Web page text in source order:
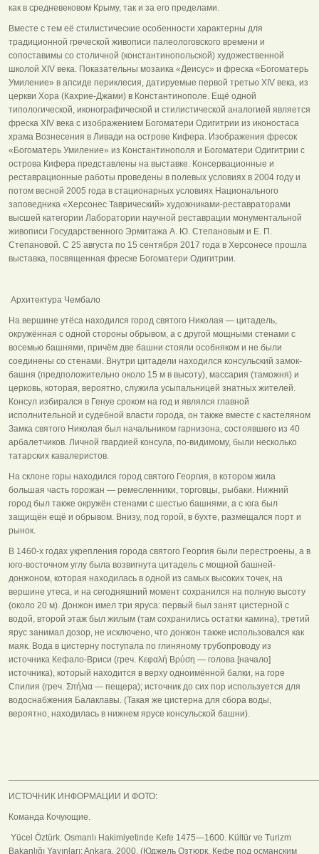
как в средневековом Крыму, так и за его пределами.
Вместе с тем её стилистические особенности характерны для
традиционной греческой живописи палеологовского времени и
сопоставимы со столичной (константинопольской) художественной
школой XIV века. Показательны мозаика «Деисус» и фреска «Богоматерь
Умиление» в апсиде периклесия, датируемые первой третью XIV века, из
церкви Хора (Кахрие-Джами) в Константинополе. Ещё одной
типологической, иконографической и стилистической аналогией является
фреска XIV века с изображением Богоматери Одигитрии из иконостаса
храма Вознесения в Ливади на острове Кифера. Изображения фресок
«Богоматерь Умиление» из Константинополя и Богоматери Одигитрии с
острова Кифера представлены на выставке. Консервационные и
реставрационные работы проведены в полевых условиях в 2004 году и
потом весной 2005 года в стационарных условиях Национального
заповедника «Херсонес Таврический» художниками-реставраторами
высшей категории Лаборатории научной реставрации монументальной
живописи Государственного Эрмитажа А. Ю. Степановым и Е. П.
Степановой. С 25 августа по 15 сентября 2017 года в Херсонесе прошла
выставка, посвященная фреске Богоматери Одигитрии.
Архитектура Чембало
На вершине утёса находился город святого Николая — цитадель,
окружённая с одной стороны обрывом, а с другой мощными стенами с
восемью башнями, причём две башни стояли особняком и не были
соединены со стенами. Внутри цитадели находился консульский замок-
башня (предположительно около 15 м в высоту), массария (таможня) и
церковь, которая, вероятно, служила усыпальницей знатных жителей.
Консул избирался в Генуе сроком на год и являлся главной
исполнительной и судебной власти города, он также вместе с кастеляном
Замка святого Николая был начальником гарнизона, состоявшего из 40
арбалетчиков. Личной гвардией консула, по-видимому, были несколько
татарских кавалеристов.
На склоне горы находился город святого Георгия, в котором жила
большая часть горожан — ремесленники, торговцы, рыбаки. Нижний
город был также окружён стенами с шестью башнями, а с юга был
защищён ещё и обрывом. Внизу, под горой, в бухте, размещался порт и
рынок.
В 1460-х годах укрепления города святого Георгия были перестроены, а в
юго-восточном углу была возвигнута цитадель с мощной башней-
донжоном, которая находилась в одной из самых высоких точек, на
вершине утеса, и на сегодняшний момент сохранился на полную высоту
(около 20 м). Донжон имел три яруса: первый был занят цистерной с
водой, второй этаж был жилым (там сохранились остатки камина), третий
ярус занимал дозор, не исключено, что донжон также использовался как
маяк. Вода в цистерну поступала по глиняному трубопроводу из
источника Кефало-Вриси (греч. Κεφαλή Βρύση — голова [начало]
источника), который находится в верху одноимённой балки, на горе
Спилия (греч. Σπήλια — пещера); источник до сих пор используется для
водоснабжения Балаклавы. (Такая же цистерна для сбора воды,
вероятно, находилась в нижнем ярусе консульской башни).
ИСТОЧНИК ИНФОРМАЦИИ И ФОТО:
Команда Кочующие.
Yücel Öztürk. Osmanlı Hakimiyetinde Kefe 1475—1600. Kültür ve Turizm
Bakanlığı Yayınları; Ankara, 2000. (Юджель Озтюрк. Кефе под османским